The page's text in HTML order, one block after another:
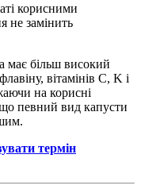
корисними
не замінить
має більш високий
вітамінів C, K і
на корисні
певний вид капусти
термін